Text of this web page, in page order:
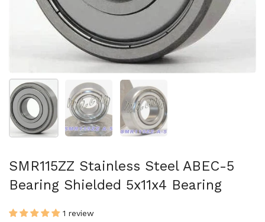
Folie 1 anzeigenFolie 2 anzeigenFolie 3 anzeigen
SMR115ZZ Stainless Steel ABEC-5
Bearing Shielded 5x11x4 Bearing
1 review